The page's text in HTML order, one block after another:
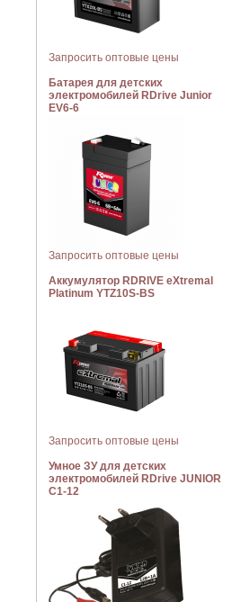
Запросить оптовые цены
Батарея для детских
электромобилей RDrive Junior
EV6-6
Запросить оптовые цены
Аккумулятор RDRIVE eXtremal
Platinum YTZ10S-BS
Запросить оптовые цены
Умное ЗУ для детских
электромобилей RDrive JUNIOR
C1-12